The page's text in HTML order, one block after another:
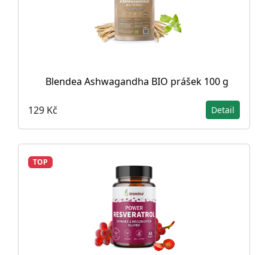
Blendea Ashwagandha BIO prášek 100 g
129 Kč Detail
TOP